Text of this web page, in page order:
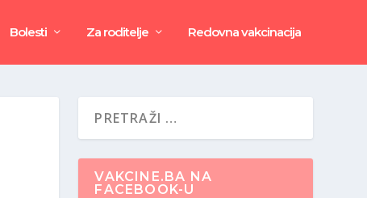
Bolesti Za roditelje Redovna vakcinacija
VAKCINE.BA NA
FACEBOOK-U